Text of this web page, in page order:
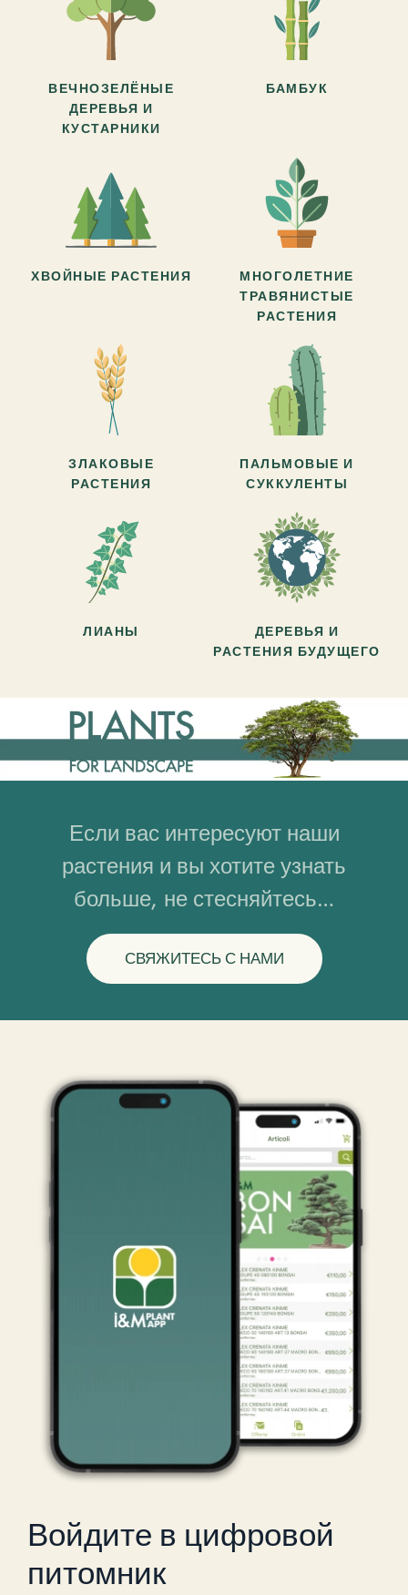
ВЕЧНОЗЕЛЁНЫЕ
ДЕРЕВЬЯ И
КУСТАРНИКИ
БАМБУК
ХВОЙНЫЕ РАСТЕНИЯ
МНОГОЛЕТНИЕ
ТРАВЯНИСТЫЕ
РАСТЕНИЯ
ЗЛАКОВЫЕ
РАСТЕНИЯ
ПАЛЬМОВЫЕ И
СУККУЛЕНТЫ
ЛИАНЫ
ДЕРЕВЬЯ И
РАСТЕНИЯ БУДУЩЕГО
Если вас интересуют наши
растения и вы хотите узнать
больше, не стесняйтесь…
СВЯЖИТЕСЬ С НАМИ
Войдите в цифровой
питомник